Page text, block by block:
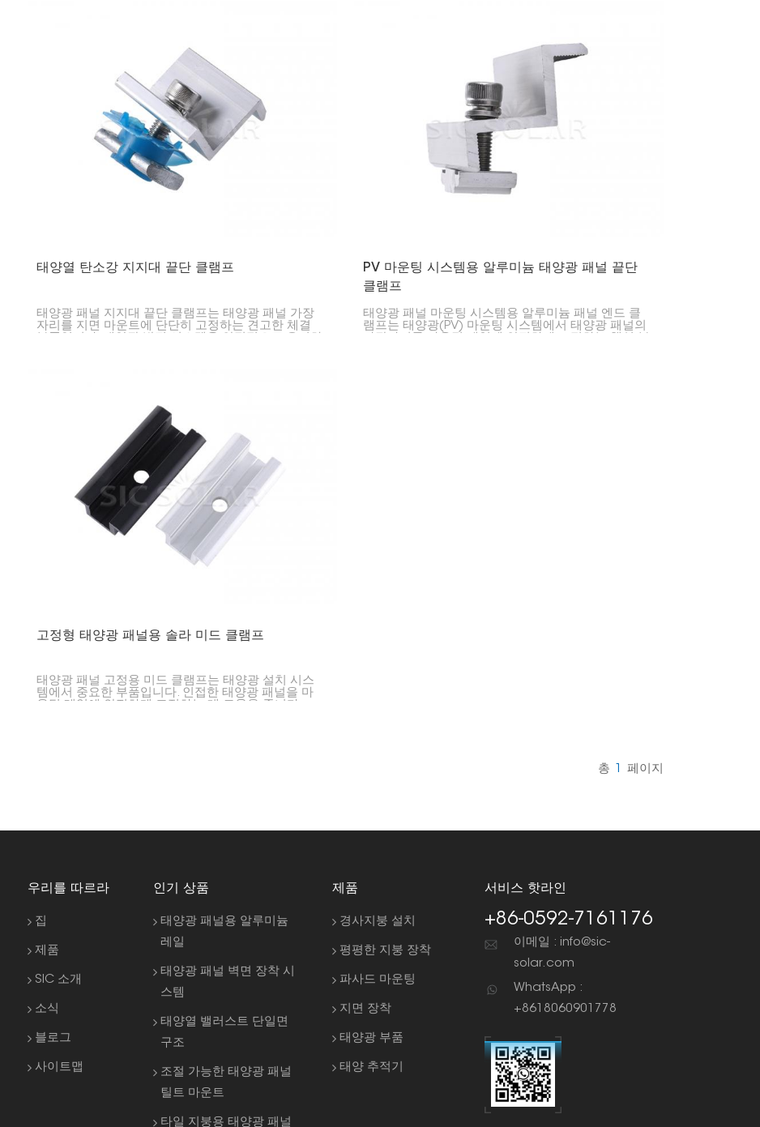
태양열 탄소강 지지대 끝단 클램프
태양광 패널 지지대 끝단 클램프는 태양광 패널 가장
자리를 지면 마운트에 단단히 고정하는 견고한 체결
PV 마운팅 시스템용 알루미늄 태양광 패널 끝단
클램프
태양광 패널 마운팅 시스템용 알루미늄 패널 엔드 클
램프는 태양광(PV) 마운팅 시스템에서 태양광 패널의
고정형 태양광 패널용 솔라 미드 클램프
태양광 패널 고정용 미드 클램프는 태양광 설치 시스
템에서 중요한 부품입니다. 인접한 태양광 패널을 마
총 1 페이지
우리를 따르라
집
제품
SIC 소개
소식
블로그
사이트맵
인기 상품
태양광 패널용 알루미늄
레일
태양광 패널 벽면 장착 시
스템
태양열 밸러스트 단일면
구조
조절 가능한 태양광 패널
틸트 마운트
타일 지붕용 태양광 패널
제품
경사지붕 설치
평평한 지붕 장착
파사드 마운팅
지면 장착
태양광 부품
태양 추적기
서비스 핫라인
+86-0592-7161176
이메일 : info@sic-
solar.com
WhatsApp :
+8618060901778